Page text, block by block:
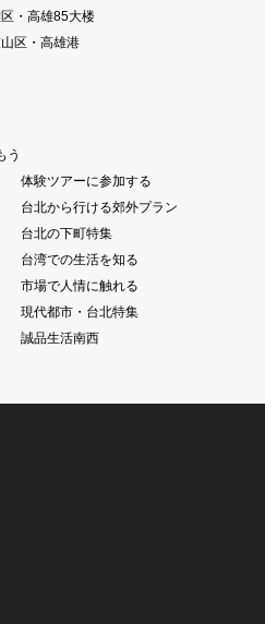
・高雄85大楼
区・高雄港
う
体験ツアーに参加する
台北から行ける郊外プラン
台北の下町特集
台湾での生活を知る
市場で人情に触れる
現代都市・台北特集
誠品生活南西